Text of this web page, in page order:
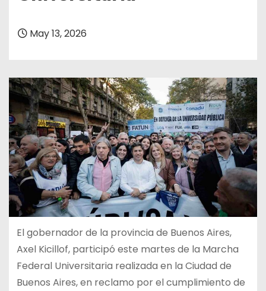
May 13, 2026
El gobernador de la provincia de Buenos Aires,
Axel Kicillof, participó este martes de la Marcha
Federal Universitaria realizada en la Ciudad de
Buenos Aires, en reclamo por el cumplimiento de